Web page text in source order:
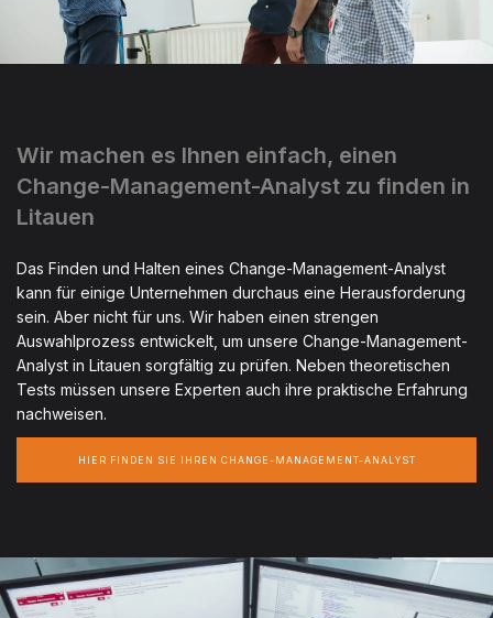
Wir machen es Ihnen einfach, einen
Change-Management-Analyst zu finden in
Litauen
Das Finden und Halten eines Change-Management-Analyst
kann für einige Unternehmen durchaus eine Herausforderung
sein. Aber nicht für uns. Wir haben einen strengen
Auswahlprozess entwickelt, um unsere Change-Management-
Analyst in Litauen sorgfältig zu prüfen. Neben theoretischen
Tests müssen unsere Experten auch ihre praktische Erfahrung
nachweisen.
HIER FINDEN SIE IHREN CHANGE-MANAGEMENT-ANALYST